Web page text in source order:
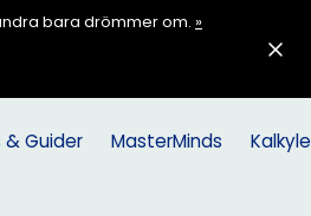
bara drömmer om. »
& Guider MasterMinds